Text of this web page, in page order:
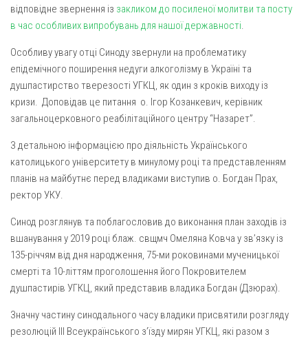
відповідне звернення із закликом до посиленої молитви та посту
в час особливих випробувань для нашої державності.
Особливу увагу отці Синоду звернули на проблематику
епідемічного поширення недуги алкоголізму в Україні та
душпастирство тверезості УГКЦ, як один з кроків виходу із
кризи. Доповідав це питання о. Ігор Козанкевич, керівник
загальноцерковного реабілітаційного центру “Назарет”.
З детальною інформацією про діяльність Українського
католицького університету в минулому році та представленням
планів на майбутнє перед владиками виступив о. Богдан Прах,
ректор УКУ.
Синод розглянув та поблагословив до виконання план заходів із
вшанування у 2019 році блаж. cвщмч Омеляна Ковча у зв’язку із
135-річчям від дня народження, 75-ми роковинами мученицької
смерті та 10-літтям проголошення його Покровителем
душпастирів УГКЦ, який представив владика Богдан (Дзюрах).
Значну частину синодального часу владики присвятили розгляду
резолюцій ІІІ Всеукраїнського з’їзду мирян УГКЦ, які разом з